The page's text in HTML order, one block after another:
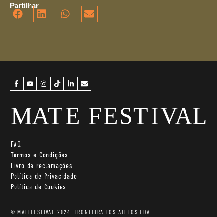
Partilhar
FAQ
Termos e Condições
Livro de reclamações
Política de Privacidade
Política de Cookies
© MATEFESTIVAL 2024. FRONTEIRA DOS AFETOS LDA